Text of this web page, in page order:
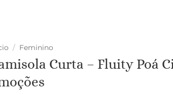
/ Feminino
Curta – Fluity Poá